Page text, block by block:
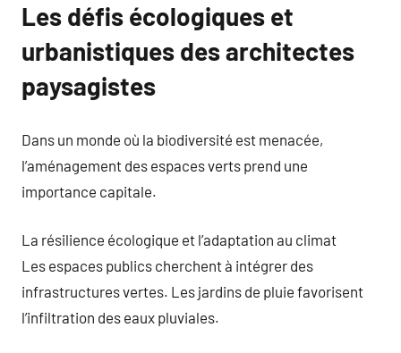
Les défis écologiques et
urbanistiques des architectes
paysagistes
Dans un monde où la biodiversité est menacée,
l’aménagement des espaces verts prend une
importance capitale.
La résilience écologique et l’adaptation au climat
Les espaces publics cherchent à intégrer des
infrastructures vertes. Les jardins de pluie favorisent
l’infiltration des eaux pluviales.